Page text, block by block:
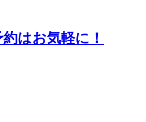
はお気軽に！